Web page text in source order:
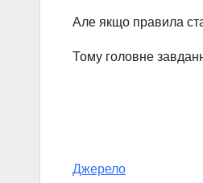
Але якщо правила
Тому головне
Джерело